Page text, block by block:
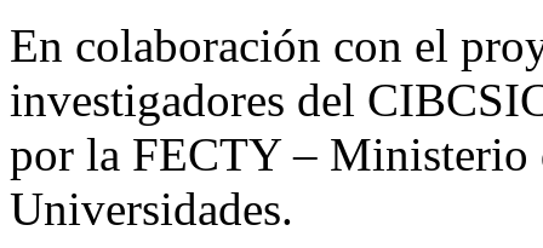
En colaboración con el
investigadores del
por la FECTY – Ministerio
Universidades.